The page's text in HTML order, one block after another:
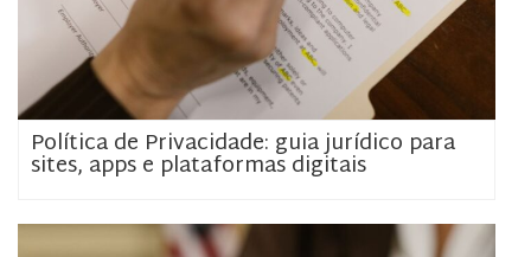
Política de Privacidade: guia jurídico para
sites, apps e plataformas digitais